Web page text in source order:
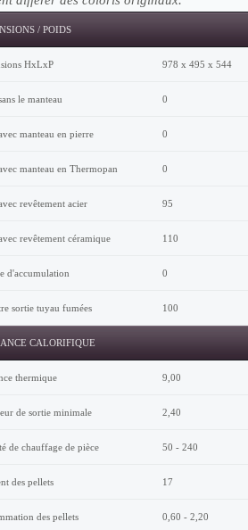
/ POIDS
HxLxP 978 x 495 x 544
le manteau 0
manteau en pierre 0
manteau en Thermopan 0
revêtement acier 95
revêtement céramique 110
d'accumulation 0
sortie tuyau fumées 100
CALORIFIQUE
thermique 9,00
de sortie minimale 2,40
de chauffage de pièce 50 - 240
des pellets 17
des pellets 0,60 - 2,20